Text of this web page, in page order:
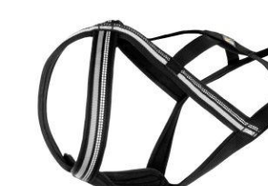
Sulo
Tietosuojaseloste
Toimitusehdot